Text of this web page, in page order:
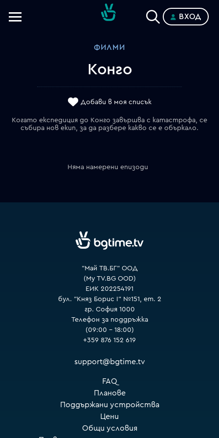
ВХОД
ФИЛМИ
Конго
Добави в моя списък
Когато експедиция до Конго завършва с катастрофа, се
събира нов екип, за да разбере какво се е объркало.
Няма намерени епизоди
"Май ТВ.БГ" ООД
(My TV.BG OOD)
ЕИК 202254191
бул. "Княз Борис I" №151, ет. 2
гр. София 1000
Телефон за поддръжка
(09:00 – 18:00)
+359 876 152 619
support@bgtime.tv
FAQ
Планове
Поддържани устройства
Цени
Общи условия